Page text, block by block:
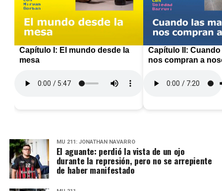
Capítulo I: El mundo desde la
mesa
Capítulo II:
nos compran a
MU 211: JONATHAN NAVARRO
El aguante: perdió la vista de un ojo
durante la represión, pero no se arrepiente
de haber manifestado